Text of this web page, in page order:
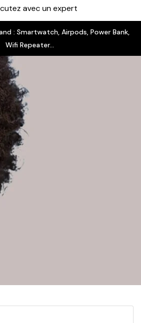
avec un expert
: Smartwatch, Airpods, Power Bank,
Wifi Repeater...